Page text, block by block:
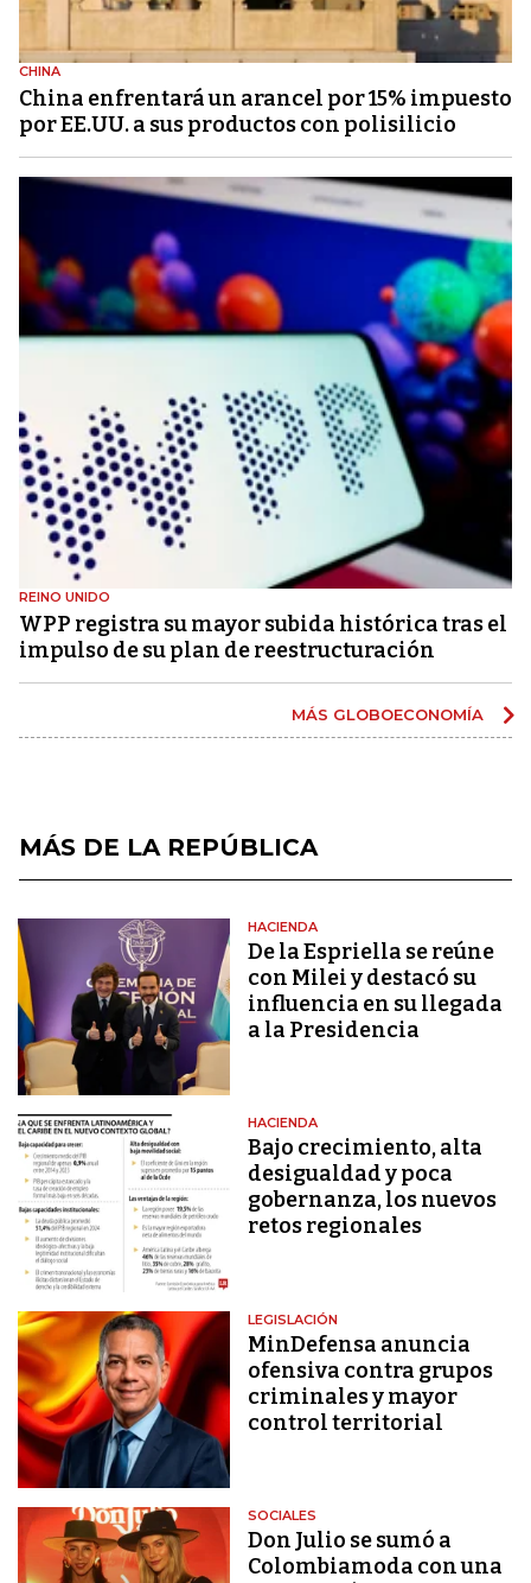
CHINA
China enfrentará un arancel por 15% impuesto
por EE.UU. a sus productos con polisilicio
REINO UNIDO
WPP registra su mayor subida histórica tras el
impulso de su plan de reestructuración
MÁS GLOBOECONOMÍA
MÁS DE LA REPÚBLICA
HACIENDA
De la Espriella se reúne
con Milei y destacó su
influencia en su llegada
a la Presidencia
HACIENDA
Bajo crecimiento, alta
desigualdad y poca
gobernanza, los nuevos
retos regionales
LEGISLACIÓN
MinDefensa anuncia
ofensiva contra grupos
criminales y mayor
control territorial
SOCIALES
Don Julio se sumó a
Colombiamoda con una